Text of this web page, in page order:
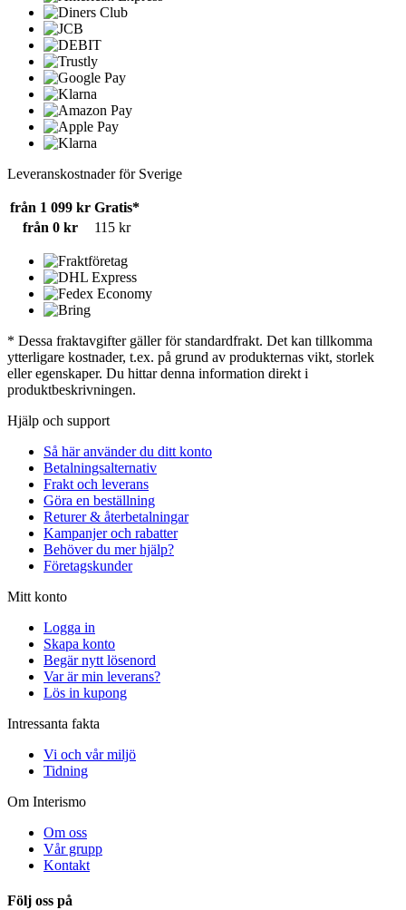
Leveranskostnader för Sverige
från 1 099 kr Gratis*
från 0 kr
115 kr
* Dessa fraktavgifter gäller för standardfrakt. Det kan tillkomma
ytterligare kostnader, t.ex. på grund av produkternas vikt, storlek
eller egenskaper. Du hittar denna information direkt i
produktbeskrivningen.
Hjälp och support
Så här använder du ditt konto
Betalningsalternativ
Frakt och leverans
Göra en beställning
Returer & återbetalningar
Kampanjer och rabatter
Behöver du mer hjälp?
Företagskunder
Mitt konto
Logga in
Skapa konto
Begär nytt lösenord
Var är min leverans?
Lös in kupong
Intressanta fakta
Vi och vår miljö
Tidning
Om Interismo
Om oss
Vår grupp
Kontakt
Följ oss på